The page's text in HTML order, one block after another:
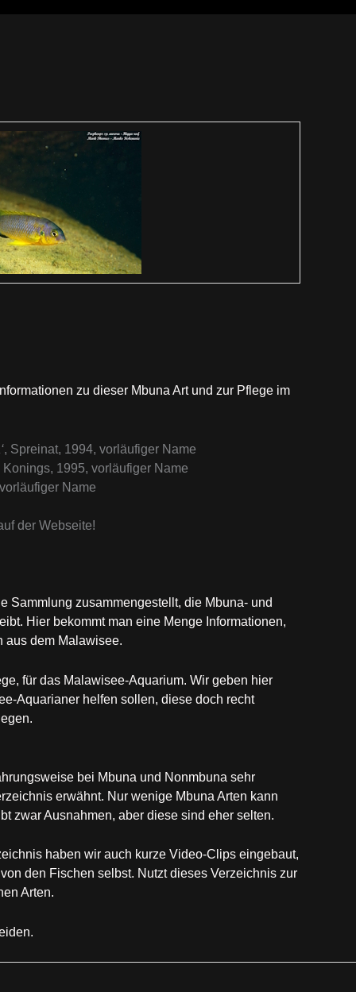
zu dieser Mbuna Art und zur Pflege im
, Spreinat, 1994, vorläufiger Name
Konings, 1995, vorläufiger Name
Name
der Webseite!
Sammlung zusammengestellt, die Mbuna- und
Hier bekommt man eine Menge Informationen,
aus dem Malawisee.
für das Malawisee-Aquarium. Wir geben hier
Aquarianer helfen sollen, diese doch recht
bei Mbuna und Nonmbuna sehr
erwähnt. Nur wenige Mbuna Arten kann
zwar Ausnahmen, aber diese sind eher selten.
haben wir auch kurze Video-Clips eingebaut,
den Fischen selbst. Nutzt dieses Verzeichnis zur
Arten.